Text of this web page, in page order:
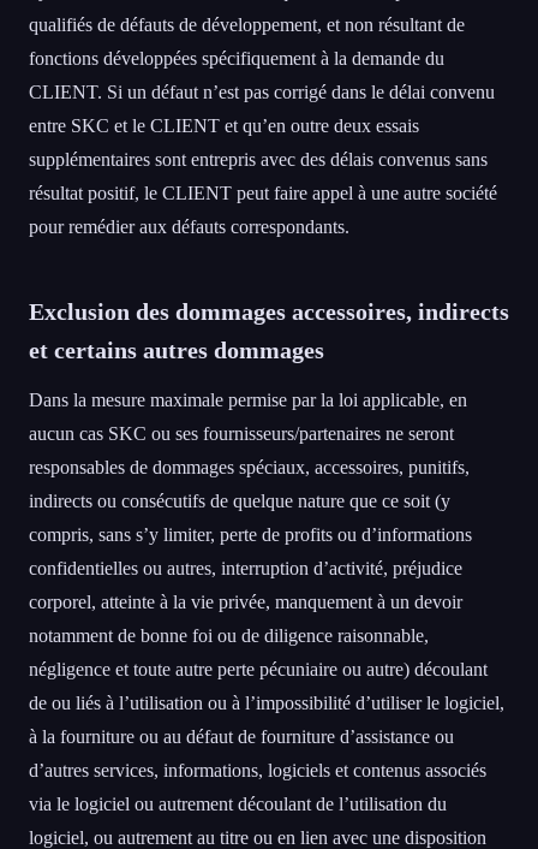
qualifiés de défauts de développement, et non résultant de
fonctions développées spécifiquement à la demande du
CLIENT. Si un défaut n’est pas corrigé dans le délai convenu
entre SKC et le CLIENT et qu’en outre deux essais
supplémentaires sont entrepris avec des délais convenus sans
résultat positif, le CLIENT peut faire appel à une autre société
pour remédier aux défauts correspondants.
Exclusion des dommages accessoires, indirects
et certains autres dommages
Dans la mesure maximale permise par la loi applicable, en
aucun cas SKC ou ses fournisseurs/partenaires ne seront
responsables de dommages spéciaux, accessoires, punitifs,
indirects ou consécutifs de quelque nature que ce soit (y
compris, sans s’y limiter, perte de profits ou d’informations
confidentielles ou autres, interruption d’activité, préjudice
corporel, atteinte à la vie privée, manquement à un devoir
notamment de bonne foi ou de diligence raisonnable,
négligence et toute autre perte pécuniaire ou autre) découlant
de ou liés à l’utilisation ou à l’impossibilité d’utiliser le logiciel,
à la fourniture ou au défaut de fourniture d’assistance ou
d’autres services, informations, logiciels et contenus associés
via le logiciel ou autrement découlant de l’utilisation du
logiciel, ou autrement au titre ou en lien avec une disposition